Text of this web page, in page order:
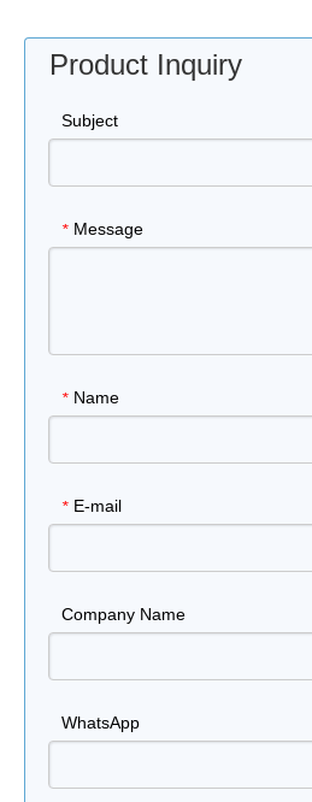
Product Inquiry
Subject
* Message
* Name
* E-mail
Company Name
WhatsApp